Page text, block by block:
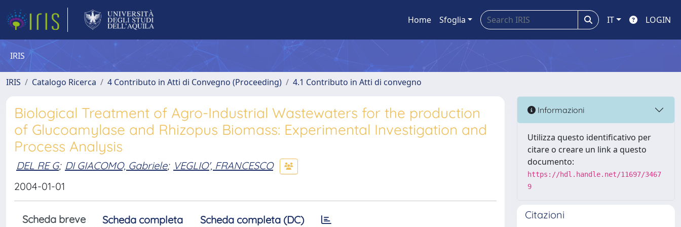
Home Sfoglia IT LOGIN
IRIS
IRIS Catalogo Ricerca 4 Contributo in Atti di Convegno (Proceeding) 4.1 Contributo in Atti di convegno
Biological Treatment of Agro-Industrial Wastewaters for the production
of Glucoamylase and Rhizopus Biomass: Experimental Investigation and
Process Analysis
DEL RE G; DI GIACOMO, Gabriele; VEGLIO', FRANCESCO
2004-01-01
Scheda breve Scheda completa Scheda completa (DC)
Informazioni
Utilizza questo identificativo per
citare o creare un link a questo
documento:
https://hdl.handle.net/11697/3467
9
Citazioni